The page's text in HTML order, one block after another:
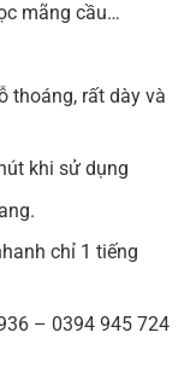
mãng cầu…
thoáng, rất dày và
khi sử dụng
chỉ 1 tiếng
– 0394 945 724